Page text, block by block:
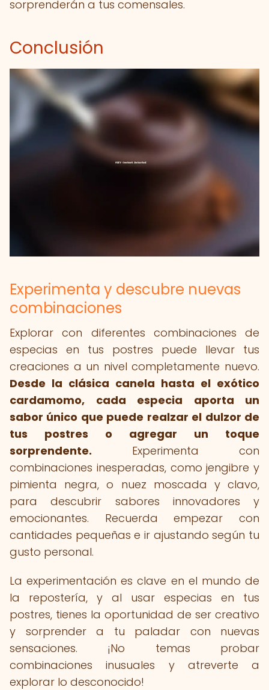
sorprenderán a tus comensales.
Conclusión
Experimenta y descubre nuevas
combinaciones
Explorar con diferentes combinaciones de
especias en tus postres puede llevar tus
creaciones a un nivel completamente nuevo.
Desde la clásica canela hasta el exótico
cardamomo, cada especia aporta un
sabor único que puede realzar el dulzor de
tus postres o agregar un toque
sorprendente. Experimenta con
combinaciones inesperadas, como jengibre y
pimienta negra, o nuez moscada y clavo,
para descubrir sabores innovadores y
emocionantes. Recuerda empezar con
cantidades pequeñas e ir ajustando según tu
gusto personal.
La experimentación es clave en el mundo de
la repostería, y al usar especias en tus
postres, tienes la oportunidad de ser creativo
y sorprender a tu paladar con nuevas
sensaciones. ¡No temas probar
combinaciones inusuales y atreverte a
explorar lo desconocido!